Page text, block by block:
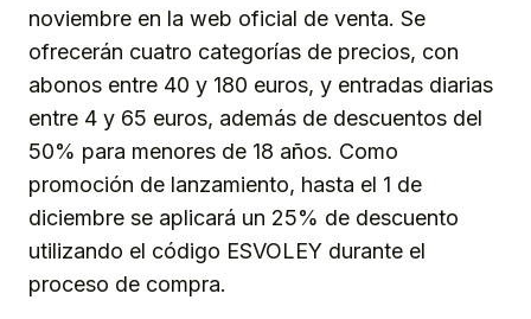
noviembre en la web oficial de venta. Se
ofrecerán cuatro categorías de precios, con
abonos entre 40 y 180 euros, y entradas diarias
entre 4 y 65 euros, además de descuentos del
50% para menores de 18 años. Como
promoción de lanzamiento, hasta el 1 de
diciembre se aplicará un 25% de descuento
utilizando el código ESVOLEY durante el
proceso de compra.